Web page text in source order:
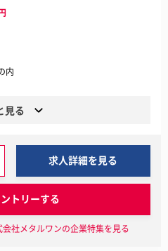
内
見る
求人詳細を見る
トリーする
会社メタルワンの企業特集を見る